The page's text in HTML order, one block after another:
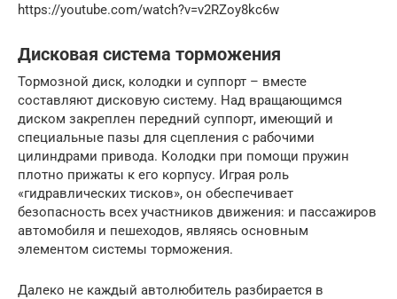
https://youtube.com/watch?v=v2RZoy8kc6w
Дисковая система торможения
Тормозной диск, колодки и суппорт – вместе
составляют дисковую систему. Над вращающимся
диском закреплен передний суппорт, имеющий и
специальные пазы для сцепления с рабочими
цилиндрами привода. Колодки при помощи пружин
плотно прижаты к его корпусу. Играя роль
«гидравлических тисков», он обеспечивает
безопасность всех участников движения: и пассажиров
автомобиля и пешеходов, являясь основным
элементом системы торможения.
Далеко не каждый автолюбитель разбирается в